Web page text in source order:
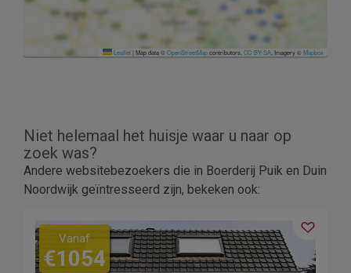
6
Leaflet|Map data ©OpenStreetMapcontributors,CC-BY-SA, Imagery ©Mapbox
Niet helemaal het huisje waar u naar op
zoek was?
Andere websitebezoekers die in Boerderij Puik en Duin
Noordwijk geïntresseerd zijn, bekeken ook:
Vanaf
€1054